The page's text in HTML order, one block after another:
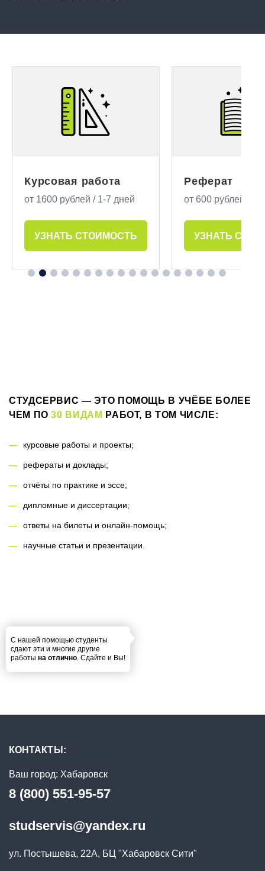
Курсовая работа
от 1600 рублей / 1-7 дней
УЗНАТЬ СТОИМОСТЬ
Реферат
от 600 рублей/ 1-
УЗНАТЬ
С нашей помощью студенты
сдают эти и многие другие
работы на отлично. Сдайте и Вы!
СТУДСЕРВИС — ЭТО ПОМОЩЬ В УЧЁБЕ БОЛЕЕ
ЧЕМ ПО30 ВИДАМ РАБОТ, В ТОМ ЧИСЛЕ:
курсовые работы и проекты;
рефераты и доклады;
отчёты по практике и эссе;
дипломные и диссертации;
ответы на билеты и онлайн-помощь;
научные статьи и презентации.
КОНТАКТЫ:
Ваш город: Хабаровск
8 (800) 551-95-57
studservis@yandex.ru
ул. Постышева, 22А, БЦ "Хабаровск Сити"